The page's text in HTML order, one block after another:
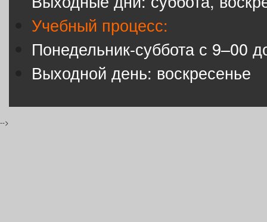
Учебный процесс:
Понедельник-суббота с 9–00
Выходной день: воскресенье
-->